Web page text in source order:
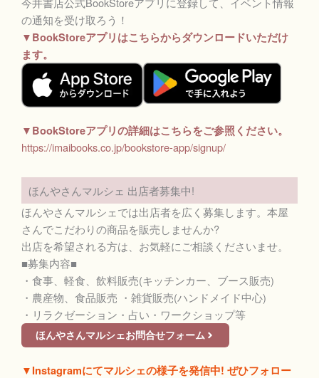
の通知を受け取ろう！
▼BookStoreアプリはこちらからダウンロードいただけ
ます。
▼BookStoreアプリの詳細はこちらをご参照ください。
https://imaibooks.co.jp/bookstore-app/signup/
ほんやさんマルシェ 出店者募集中!
ほんやさんマルシェでは出店者を広く募集します。本屋
さんでこだわりの商品を販売しませんか?
出店を希望される方は、お気軽にご相談くださいませ。
■募集内容■
・食事、軽食、飲料販売(キッチンカー、ブース販売)
・農産物、食品販売 ・雑貨販売(ハンドメイド中心)
・リラクゼーション・占い・ワークショップ等
ほんやさんマルシェお問合せフォーム
▼Instagramにてマルシェの様子を発信中! ぜひフォロー